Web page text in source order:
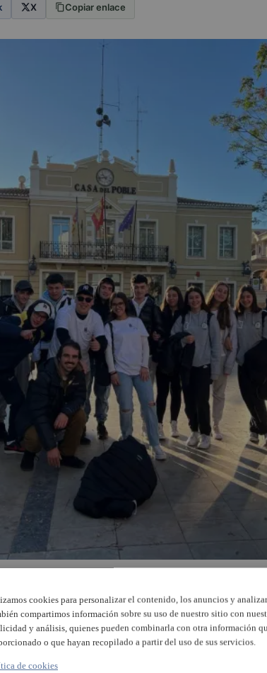
X Copiar enlace
ha iniciado hoy su viaje al País
Impacto”, una iniciativa promovida por
del Ayuntamiento. El programa tiene
crítico, el compromiso social y la
formativas y culturales.
cookies para personalizar el contenido, los anuncios y
compartimos información sobre su uso de nuestro sitio con
y análisis, quienes pueden combinarla con otra información
o que hayan recopilado a partir del uso de sus servicios.
de cookies